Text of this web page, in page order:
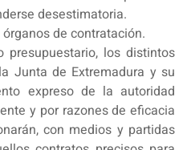
desestimatoria.
de contratación.
presupuestario, los distintos
Junta de Extremadura y su
expreso de la autoridad
y por razones de eficacia
con medios y partidas